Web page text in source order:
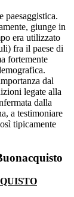
paesaggistica.
giunge in
era utilizzato
fra il paese di
fortemente
dal
legate alla
dalla
a testimoniare
tipicamente